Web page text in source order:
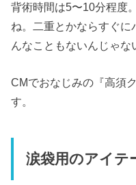
背術時間は5〜10分程度
ね。二重とかならすぐ
んなこともないんじゃな
CMでおなじみの『高須
す。
涙袋用のアイテ